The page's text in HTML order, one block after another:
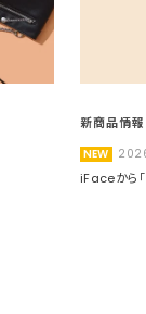
新商品情報
NEW
iFaceから